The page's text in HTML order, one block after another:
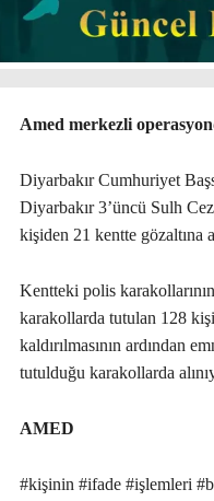
Amed merkezli
Diyarbakır Cumhuriyet
Diyarbakır 3’üncü Sulh
kişiden 21 kentte gözaltına
Kentteki polis
karakollarda tutulan 128
kaldırılmasının ardından
tutulduğu karakollarda
AMED
#kişinin #ifade #işlemleri